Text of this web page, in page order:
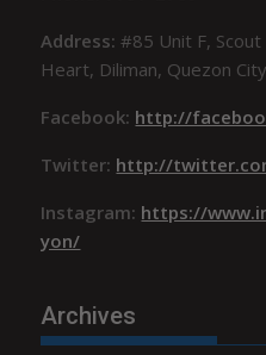
Address:#85 Unit F, Scout
Heart, Diliman, Quezon City
Facebook: http://
Twitter: http://
Instagram: https://
yon/
Archives